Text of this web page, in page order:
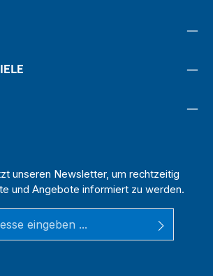
unseren Newsletter, um rechtzeitig
und Angebote informiert zu werden.